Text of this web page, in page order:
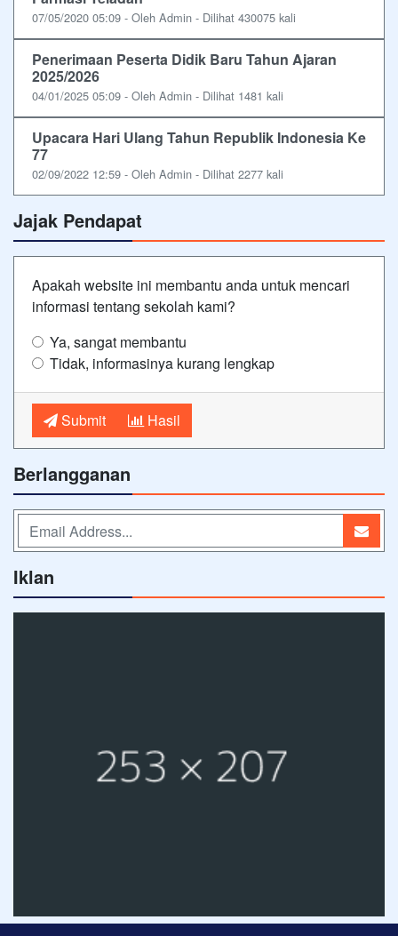
07/05/2020 05:09 - Oleh Admin - Dilihat 430075 kali
Penerimaan Peserta Didik Baru Tahun Ajaran
2025/2026
04/01/2025 05:09 - Oleh Admin - Dilihat 1481 kali
Upacara Hari Ulang Tahun Republik Indonesia Ke
77
02/09/2022 12:59 - Oleh Admin - Dilihat 2277 kali
Jajak Pendapat
Apakah website ini membantu anda untuk mencari
informasi tentang sekolah kami?
Ya, sangat membantu
Tidak, informasinya kurang lengkap
Submit Hasil
Berlangganan
Iklan